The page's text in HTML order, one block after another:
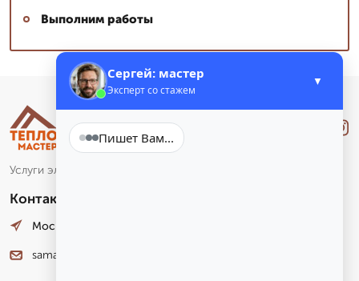
Выполним работы
Лучше.Звони
Услуги электронного маркетинга и аналитики
Контакты
Москва, Лесная улица, 4. оф. 12
samara@stteplo.ru
Сергей: мастер
Эксперт со стажем
▼
Пишет Вам...